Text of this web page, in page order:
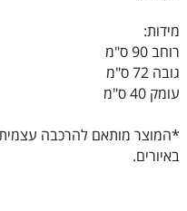
מידות:
רוחב 90 ס"מ
גובה 72 ס"מ
עומק 40 ס"מ
*המוצר מותאם להרכבה
באיורים.